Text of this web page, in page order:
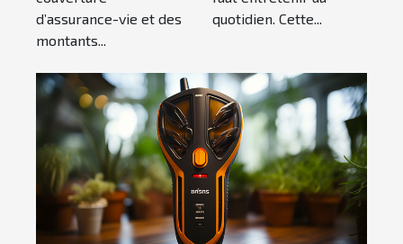
d’assurance-vie et des
montants...
quotidien. Cette...